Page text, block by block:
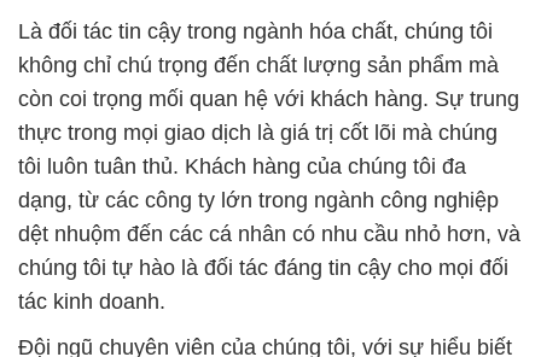
Là đối tác tin cậy trong ngành hóa chất, chúng tôi
không chỉ chú trọng đến chất lượng sản phẩm mà
còn coi trọng mối quan hệ với khách hàng. Sự trung
thực trong mọi giao dịch là giá trị cốt lõi mà chúng
tôi luôn tuân thủ. Khách hàng của chúng tôi đa
dạng, từ các công ty lớn trong ngành công nghiệp
dệt nhuộm đến các cá nhân có nhu cầu nhỏ hơn, và
chúng tôi tự hào là đối tác đáng tin cậy cho mọi đối
tác kinh doanh.
Đội ngũ chuyên viên của chúng tôi, với sự hiểu biết